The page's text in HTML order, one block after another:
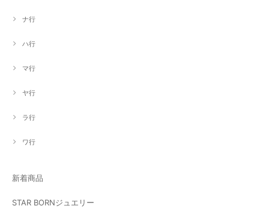
ナ行
ハ行
マ行
ヤ行
ラ行
ワ行
新着商品
STAR BORNジュエリー